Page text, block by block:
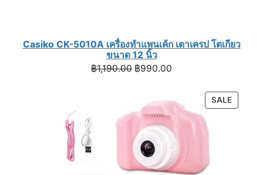
Casiko CK-5010A เครื่องทำแพนเค้ก เตาเครป โตเกียว
ขนาด 12 นิ้ว
฿1,190.00 Original
฿1,190.00.
฿990.00
฿990.00.
SALE
ON